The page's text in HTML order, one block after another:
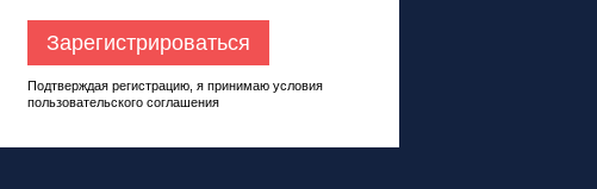
Зарегистрироваться
Подтверждая регистрацию, я принимаю условия
пользовательского соглашения